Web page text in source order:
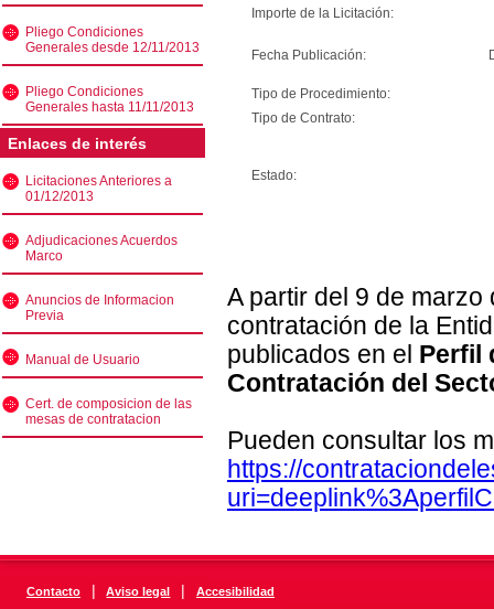
Pliego Condiciones
Generales desde 12/11/2013
Pliego Condiciones
Generales hasta 11/11/2013
Enlaces de interés
Licitaciones Anteriores a
01/12/2013
Adjudicaciones Acuerdos
Marco
Anuncios de Informacion
Previa
Manual de Usuario
Cert. de composicion de las
mesas de contratacion
Importe de la Licitación:
Fecha Publicación:
Tipo de Procedimiento:
Tipo de Contrato:
Estado:
A partir del 9 de
contratación de la
publicados en el Perfil
Contratación del
Pueden consultar los
https://
Contacto | Aviso legal | Accesibilidad